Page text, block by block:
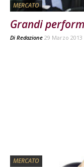
MERCATO
Grandi
Di Redazione 29 Marzo 2013
MERCATO